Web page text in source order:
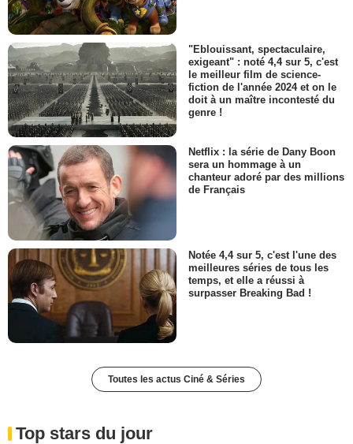
"Eblouissant, spectaculaire,
exigeant" : noté 4,4 sur 5, c'est
le meilleur film de science-
fiction de l'année 2024 et on le
doit à un maître incontesté du
genre !
Netflix : la série de Dany Boon
sera un hommage à un
chanteur adoré par des millions
de Français
Notée 4,4 sur 5, c'est l'une des
meilleures séries de tous les
temps, et elle a réussi à
surpasser Breaking Bad !
Toutes les actus Ciné & Séries
Top stars du jour